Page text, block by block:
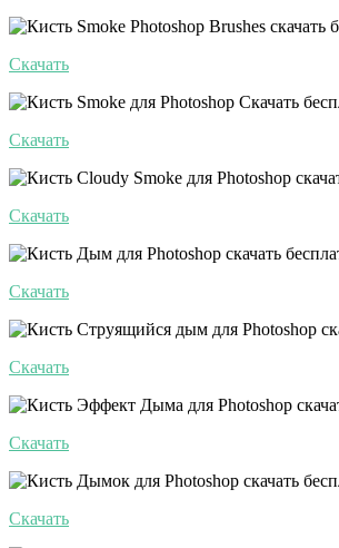
Скачать
Скачать
Скачать
Скачать
Скачать
Скачать
Скачать